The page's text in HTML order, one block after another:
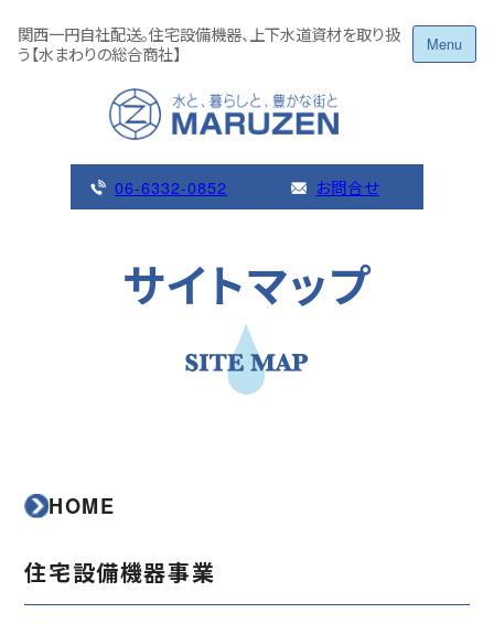
関西一円自社配送。住宅設備機器、上下水道資材を取り扱
う【水まわりの総合商社】
Menu
06-6332-0852 お問合せ
サイトマップ
HOME
住宅設備機器事業